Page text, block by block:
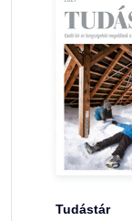
Tudástár